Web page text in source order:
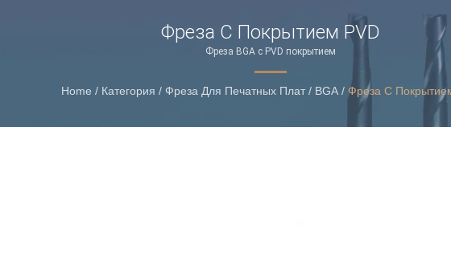
Фреза С Покрытием PVD
Фреза BGA с PVD покрытием
Home / Категория / Фреза Для Печатных Плат / BGA / Фреза С